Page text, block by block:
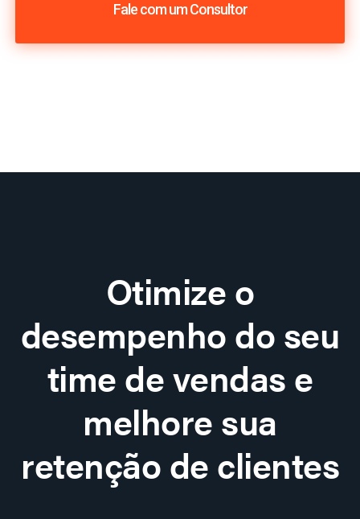
Fale com um Consultor
Otimize o
desempenho do seu
time de vendas e
melhore sua
retenção de clientes